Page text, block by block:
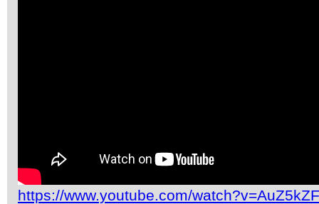
https://www.youtube.com/